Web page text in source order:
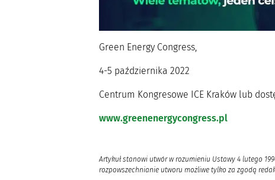
Green Energy Congress,
4-5 października 2022
Centrum Kongresowe ICE Kraków lub
www.greenenergycongress.pl
Artykuł stanowi utwór w rozumieniu Ustawy 4 lutego
rozpowszechnianie utworu możliwe tylko za zgodą